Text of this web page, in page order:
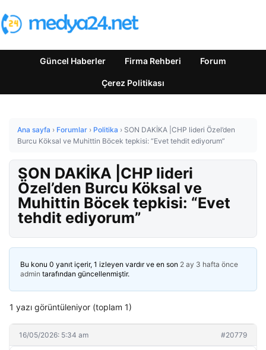
Güncel Haberler Firma Rehberi Forum
Çerez Politikası
Ana sayfa › Forumlar › Politika › SON DAKİKA |CHP lideri Özel’den
Burcu Köksal ve Muhittin Böcek tepkisi: “Evet tehdit ediyorum”
SON DAKİKA |CHP lideri
Özel’den Burcu Köksal ve
Muhittin Böcek tepkisi: “Evet
tehdit ediyorum”
Bu konu 0 yanıt içerir, 1 izleyen vardır ve en son 2 ay 3 hafta önce
admin tarafından güncellenmiştir.
1 yazı görüntüleniyor (toplam 1)
16/05/2026: 5:34 am #20779